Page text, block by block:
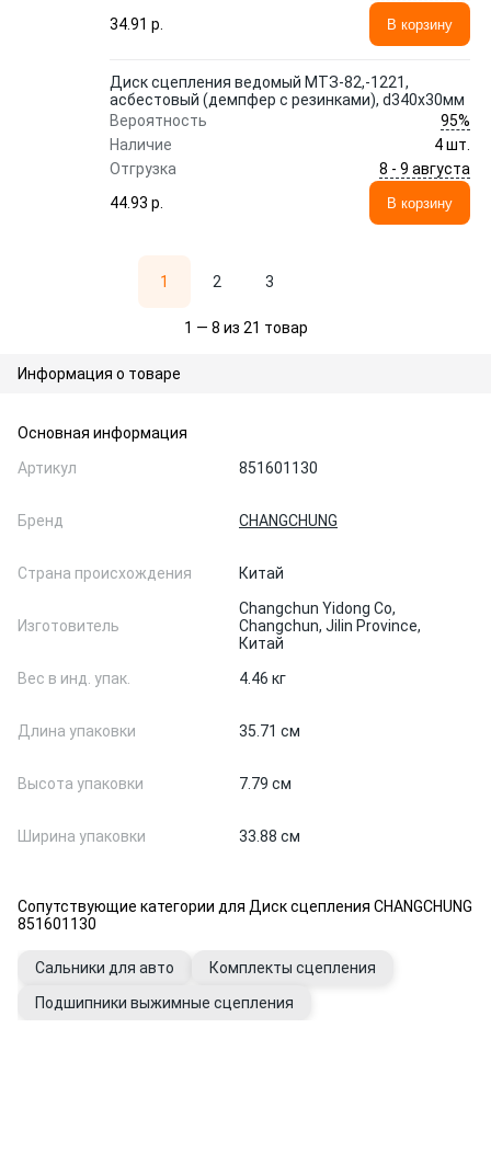
34.91 p.
В корзину
Диск сцепления ведомый МТЗ-82,-1221,
асбестовый (демпфер с резинками), d340х30мм
Вероятность
95%
Наличие
4 шт.
Отгрузка
8 - 9 августа
44.93 p.
В корзину
1 2 3
1 — 8 из 21 товар
Информация о товаре
Основная информация
Артикул
851601130
Бренд CHANGCHUNG
Страна происхождения Китай
Изготовитель
Changchun Yidong Co,
Changchun, Jilin Province,
Китай
Вес в инд. упак.
4.46 кг
Длина упаковки 35.71 см
Высота упаковки 7.79 см
Ширина упаковки 33.88 см
Сопутствующие категории для Диск сцепления CHANGCHUNG
851601130
Сальники для авто
Комплекты сцепления
Подшипники выжимные сцепления